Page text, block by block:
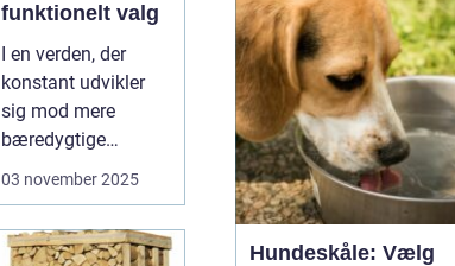
funktionelt valg
I en verden, der
konstant udvikler
sig mod mere
bæredygtige
løsninger, bliver
03 november 2025
Hundeskåle: Vælg